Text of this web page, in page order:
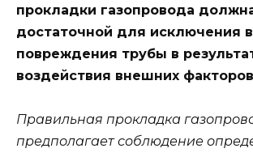
прокладки газопровода
достаточной для исключения
повреждения трубы в
воздействия внешних
Правильная прокладка
предполагает соблюдение